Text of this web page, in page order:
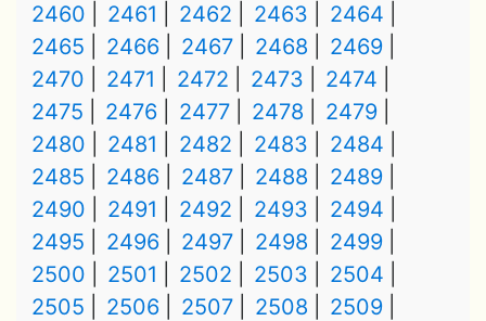
2460
2461 2462 2463
2464
2465
2466 2467 2468
2469
2470
2471 2472 2473
2474
2475
2476 2477 2478
2479
2480
2481 2482 2483
2484
2485
2486 2487 2488
2489
2490
2491 2492 2493
2494
2495
2496 2497 2498
2499
2500
2501 2502 2503
2504
2505
2506 2507 2508
2509